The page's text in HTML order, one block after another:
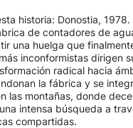
historia: Donostia, 1978.
de contadores de
una huelga que
inconformistas dirigen
radical hacia
la fábrica y se
las montañas, donde
intensa búsqueda a
compartidas.